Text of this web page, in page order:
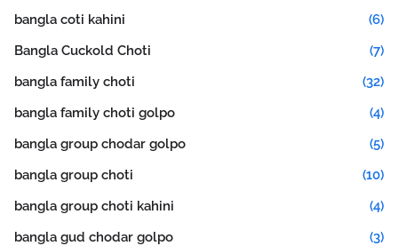
bangla coti kahini
(6)
Bangla Cuckold Choti
(7)
bangla family choti
(32)
bangla family choti golpo
(4)
bangla group chodar golpo
(5)
bangla group choti
(10)
bangla group choti kahini
(4)
bangla gud chodar golpo
(3)